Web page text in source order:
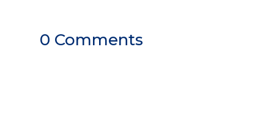
0 Comments